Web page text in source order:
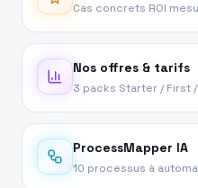
Cas concrets ROI
Nos offres & tarifs
3 packs Starter / First
ProcessMapper IA
10 processus à